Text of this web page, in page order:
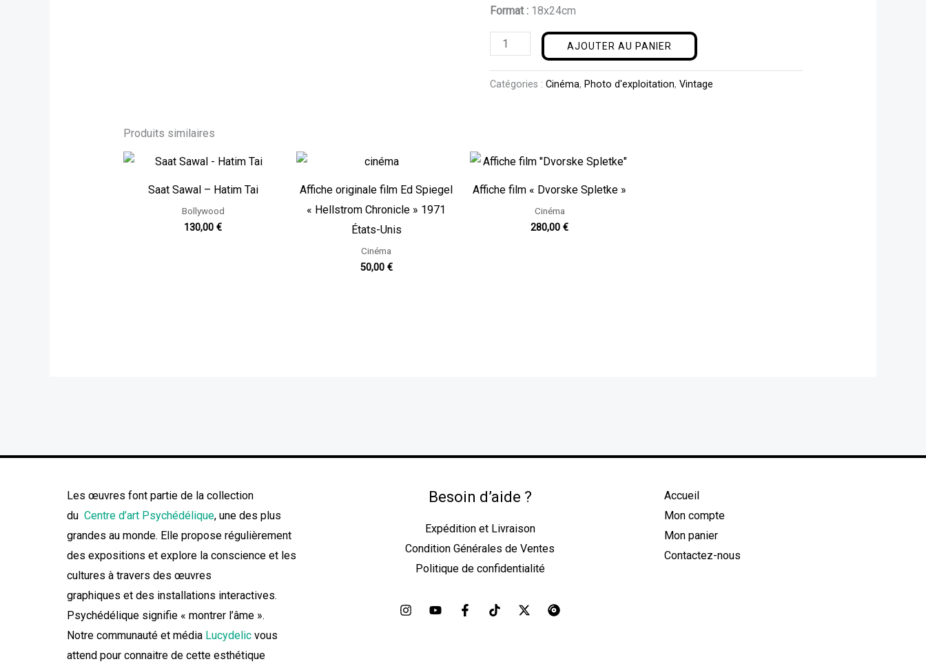
Format : 18x24cm
AJOUTER AU PANIER
Catégories :Cinéma, Photo d'exploitation,Vintage
Produits similaires
Saat Sawal – Hatim Tai
Bollywood
130,00€
Affiche originale film Ed Spiegel
« Hellstrom Chronicle » 1971
États-Unis
Cinéma
50,00 €
Affiche film « Dvorske Spletke »
Cinéma
280,00€
Les œuvres font partie de la collection
du Centre d’art Psychédélique, une des plus
grandes au monde. Elle propose régulièrement
des expositions et explore la conscience et les
cultures à travers des œuvres
graphiques et des installations interactives.
Psychédélique signifie « montrer l’âme ».
Notre communauté et média Lucydelic vous
attend pour connaitre de cette esthétique
Besoin d’aide ?
Expédition et Livraison
Condition Générales de Ventes
Politique de confidentialité
Accueil
Mon compte
Mon panier
Contactez-nous